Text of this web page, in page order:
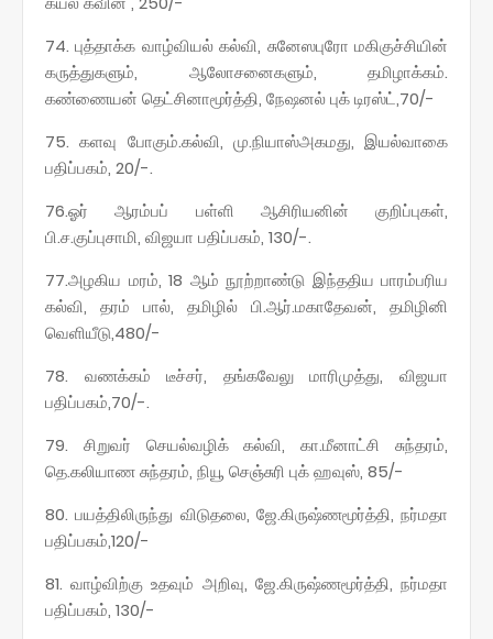
74. புத்தாக்க வாழ்வியல் கல்வி, சுனேஸபுரோ மகிகுச்சியின்
கருத்துகளும், ஆலோசனைகளும், தமிழாக்கம்.
கண்ணையன் தெட்சினாமூர்த்தி, நேஷனல் புக் டிரஸ்ட்,70/-
75. களவு போகும்.கல்வி, மு.நியாஸ்அகமது, இயல்வாகை
பதிப்பகம், 20/-.
76.ஓர் ஆரம்பப் பள்ளி ஆசிரியனின் குறிப்புகள்,
பி.ச.குப்புசாமி, விஜயா பதிப்பகம், 130/-.
77.அழகிய மரம், 18 ஆம் நூற்றாண்டு இந்ததிய பாரம்பரிய
கல்வி, தரம் பால், தமிழில் பி.ஆர்.மகாதேவன், தமிழினி
வெளியீடு,480/-
78. வணக்கம் டீச்சர், தங்கவேலு மாரிமுத்து, விஜயா
பதிப்பகம்,70/-.
79. சிறுவர் செயல்வழிக் கல்வி, கா.மீனாட்சி சுந்தரம்,
தெ.கலியாண சுந்தரம், நியூ செஞ்சுரி புக் ஹவுஸ், 85/-
80. பயத்திலிருந்து விடுதலை, ஜே.கிருஷ்ணமூர்த்தி, நர்மதா
பதிப்பகம்,120/-
81. வாழ்விற்கு உதவும் அறிவு, ஜே.கிருஷ்ணமூர்த்தி, நர்மதா
பதிப்பகம், 130/-